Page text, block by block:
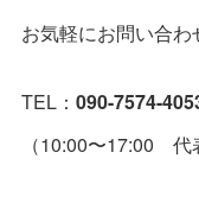
お気軽にお問い合わ
TEL：090-7574-
（10:00〜17:00 代